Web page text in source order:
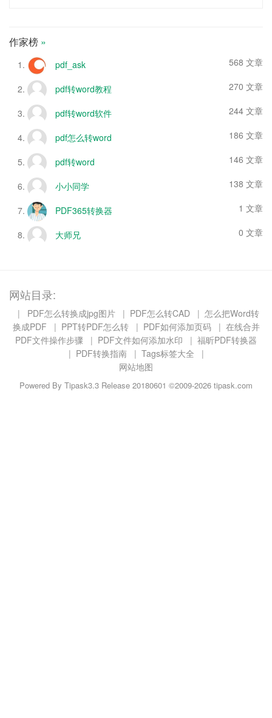
作家榜 »
pdf_ask 568 文章
pdf转word教程 270 文章
pdf转word软件 244 文章
pdf怎么转word 186 文章
pdf转word 146 文章
小小同学 138 文章
PDF365转换器 1 文章
大师兄 0 文章
网站目录:
| PDF怎么转换成jpg图片 | PDF怎么转CAD | 怎么把Word转
换成PDF
| PPT转PDF怎么转 | PDF如何添加页码 | 在线合并
PDF文件操作步骤
| PDF文件如何添加水印 | 福昕PDF转换器
| PDF转换指南 | Tags标签大全
|
网站地图
Powered By Tipask3.3 Release 20180601 ©2009-2026 tipask.com